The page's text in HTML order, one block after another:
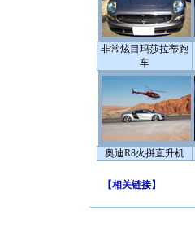
非常炫目玛莎拉蒂跑
车
奥迪R8火拼直升机
【相关链接】